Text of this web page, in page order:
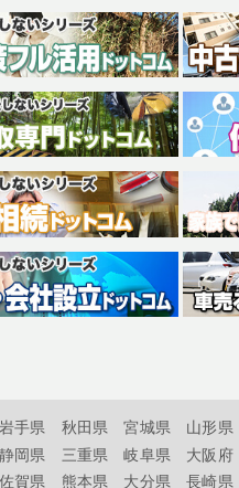
岩手県 秋田県 宮城県 山形県
静岡県 三重県 岐阜県 大阪府
佐賀県 熊本県 大分県 長崎県